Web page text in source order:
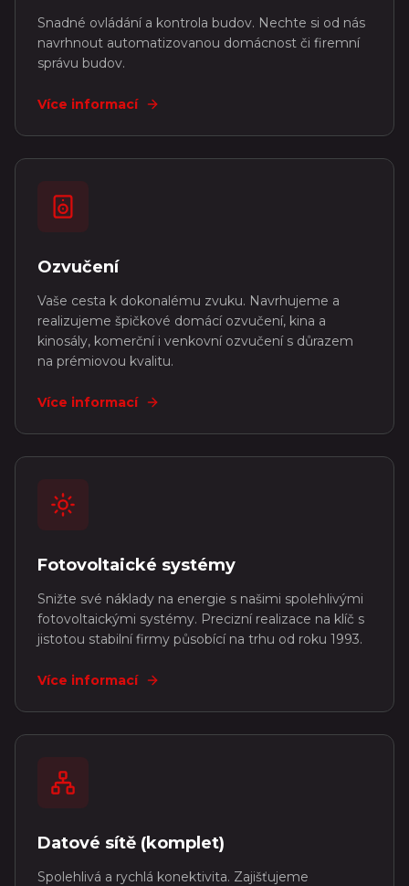
Snadné ovládání a kontrola budov. Nechte si od nás
navrhnout automatizovanou domácnost či firemní
správu budov.
Více informací
Ozvučení
Vaše cesta k dokonalému zvuku. Navrhujeme a
realizujeme špičkové domácí ozvučení, kina a
kinosály, komerční i venkovní ozvučení s důrazem
na prémiovou kvalitu.
Více informací
Fotovoltaické systémy
Snižte své náklady na energie s našimi spolehlivými
fotovoltaickými systémy. Precizní realizace na klíč s
jistotou stabilní firmy působící na trhu od roku 1993.
Více informací
Datové sítě (komplet)
Spolehlivá a rychlá konektivita. Zajišťujeme